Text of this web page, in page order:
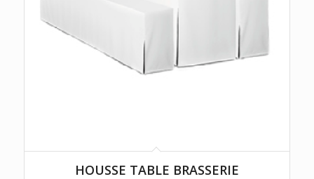
HOUSSE TABLE BRASSERIE